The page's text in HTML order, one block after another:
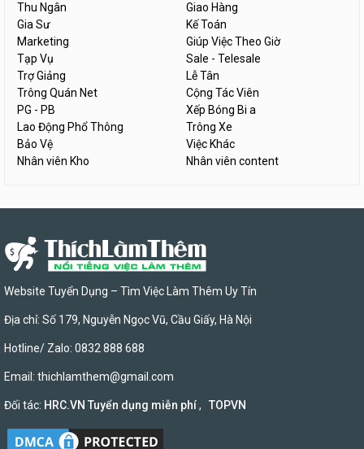
Thu Ngân
Giao Hàng
Gia Sư
Kế Toán
Marketing
Giúp Việc Theo Giờ
Tạp Vụ
Sale - Telesale
Trợ Giảng
Lễ Tân
Trông Quán Net
Cộng Tác Viên
PG - PB
Xếp Bóng Bi a
Lao Động Phổ Thông
Trông Xe
Bảo Vệ
Việc Khác
Nhân viên Kho
Nhân viên content
Website Tuyển Dụng – Tìm Việc Làm Thêm Uy Tín
Địa chỉ: Số 179, Nguyễn Ngọc Vũ, Cầu Giấy, Hà Nội
Hotline/ Zalo: 0832 888 688
Email: thichlamthem@gmail.com
Đối tác: HRC.VN Tuyển dụng miễn phí, TOPVN